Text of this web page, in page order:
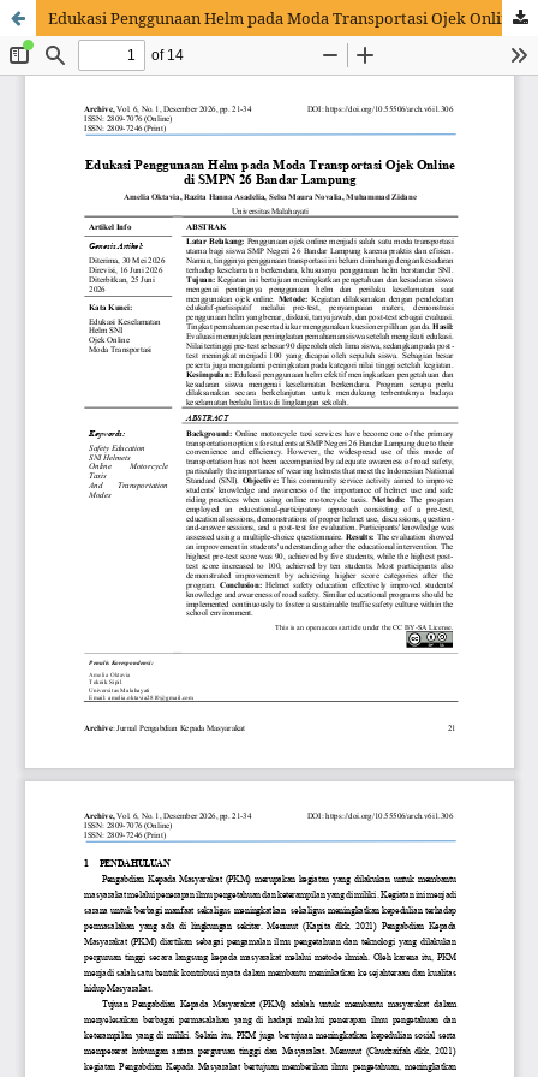
Edukasi Penggunaan Helm pada Moda Transportasi Ojek Online di SMPN 26 Bandar Lampung